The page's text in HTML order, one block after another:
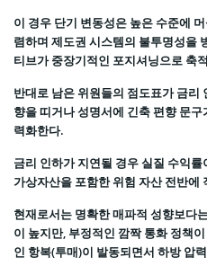
이 경우 단기 변동성은 높은 수준에
렴하며 제도권 시스템의 불투명성을
티브가 중장기적인 포지셔닝으로 축
반대로 남은 위원들의 점도표가 금리
향을 띠거나 성명서에 긴축 편향 문
력화한다.
금리 인하가 지연될 경우 실질 수익
가상자산을 포함한 위험 자산 전반에
현재로서는 명확한 매파적 성향보다
이 높지만, 부정적인 깜짝 통화 정책
인 항복(투매)이 발동되면서 하방 압